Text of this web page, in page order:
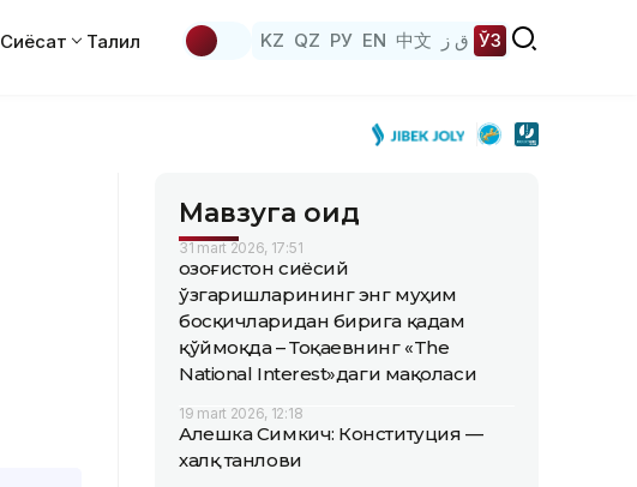
Сиёсат Таҳлил KZ QZ РУ EN 中文 ق ز ЎЗ
Мавзуга оид
31 mart 2026, 17:51
Қозоғистон сиёсий
ўзгаришларининг энг муҳим
босқичларидан бирига қадам
қўймоқда – Тоқаевнинг «The
National Interest»даги мақоласи
19 mart 2026, 12:18
Алешка Симкич: Конституция —
халқ танлови